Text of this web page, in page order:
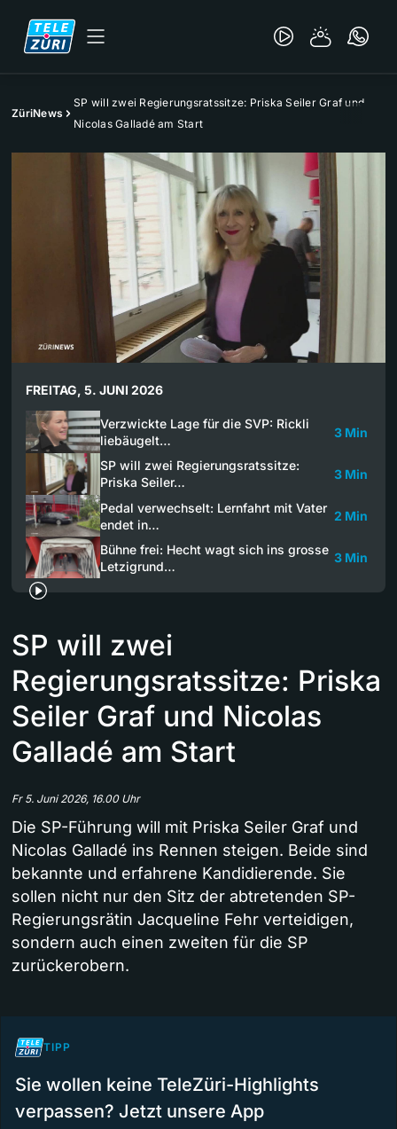
ZüriNews
SP will zwei Regierungsratssitze: Priska Seiler Graf und
Nicolas Galladé am Start
FREITAG, 5. JUNI 2026
Verzwickte Lage für die SVP: Rickli
liebäugelt…
3 Min
SP will zwei Regierungsratssitze:
Priska Seiler…
3 Min
Pedal verwechselt: Lernfahrt mit Vater
endet in…
2 Min
Bühne frei: Hecht wagt sich ins grosse
Letzigrund…
3 Min
SP will zwei
Regierungsratssitze: Priska
Seiler Graf und Nicolas
Galladé am Start
Fr 5. Juni 2026, 16.00 Uhr
Die SP-Führung will mit Priska Seiler Graf und
Nicolas Galladé ins Rennen steigen. Beide sind
bekannte und erfahrene Kandidierende. Sie
sollen nicht nur den Sitz der abtretenden SP-
Regierungsrätin Jacqueline Fehr verteidigen,
sondern auch einen zweiten für die SP
zurückerobern.
TIPP
Sie wollen keine TeleZüri-Highlights
verpassen? Jetzt unsere App